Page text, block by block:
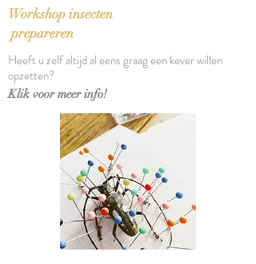
Verschijningsdatum: 1989
Aantal pagina's: 254
Workshop insecten
prepareren
Heeft u zelf altijd al eens graag een kever willen
opzetten?
Klik voor meer info!